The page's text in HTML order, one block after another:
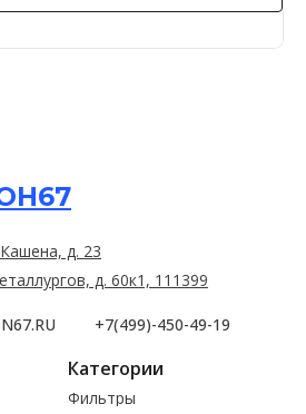
Категории
Фильтры
+7(499)-450-49-19
д. 23
д. 60к1, 111399